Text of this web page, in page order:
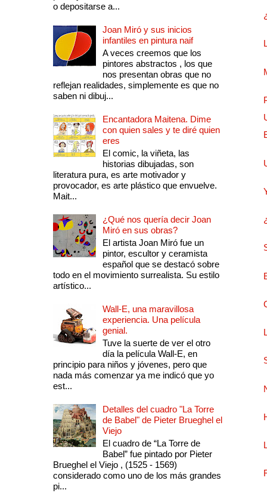
o depositarse a...
Joan Miró y sus inicios
infantiles en pintura naif
A veces creemos que los
pintores abstractos , los que
nos presentan obras que no
reflejan realidades, simplemente es que no
saben ni dibuj...
Encantadora Maitena. Dime
con quien sales y te diré quien
eres
El comic, la viñeta, las
historias dibujadas, son
literatura pura, es arte motivador y
provocador, es arte plástico que envuelve.
Mait...
¿Qué nos quería decir Joan
Miró en sus obras?
El artista Joan Miró fue un
pintor, escultor y ceramista
español que se destacó sobre
todo en el movimiento surrealista. Su estilo
artístico...
Wall-E, una maravillosa
experiencia. Una película
genial.
Tuve la suerte de ver el otro
día la película Wall-E, en
principio para niños y jóvenes, pero que
nada más comenzar ya me indicó que yo
est...
Detalles del cuadro "La Torre
de Babel" de Pieter Brueghel el
Viejo
El cuadro de “La Torre de
Babel” fue pintado por Pieter
Brueghel el Viejo , (1525 - 1569)
considerado como uno de los más grandes
pi...